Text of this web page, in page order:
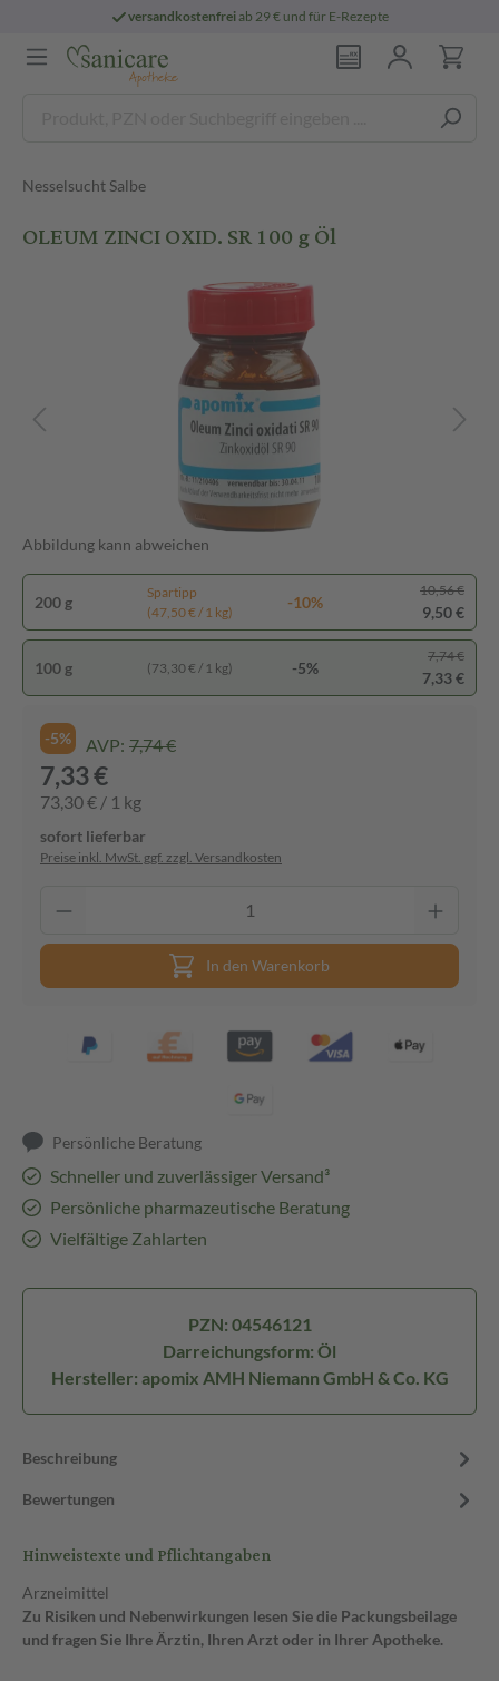
versandkostenfreiab 29 € und für E-Rezepte
Nesselsucht Salbe
OLEUM ZINCI OXID. SR 100 g Öl
Abbildung kann abweichen
200 g
Spartipp
(47,50 € / 1 kg)
-10%
10,56 €
9,50 €
100 g (73,30 € / 1 kg) -5%
7,74 €
7,33 €
-5% AVP: 7,74 €
7,33 €
73,30 € / 1 kg
sofort lieferbar
Preise inkl. MwSt. ggf. zzgl. Versandkosten
In den Warenkorb
Persönliche Beratung
Schneller und zuverlässiger Versand³
Persönliche pharmazeutische Beratung
Vielfältige Zahlarten
PZN: 04546121
Darreichungsform: Öl
Hersteller: apomix AMH Niemann GmbH & Co. KG
Beschreibung
Bewertungen
Hinweistexte und Pflichtangaben
Arzneimittel
Zu Risiken und Nebenwirkungen lesen Sie die Packungsbeilage
und fragen Sie Ihre Ärztin, Ihren Arzt oder in Ihrer Apotheke.